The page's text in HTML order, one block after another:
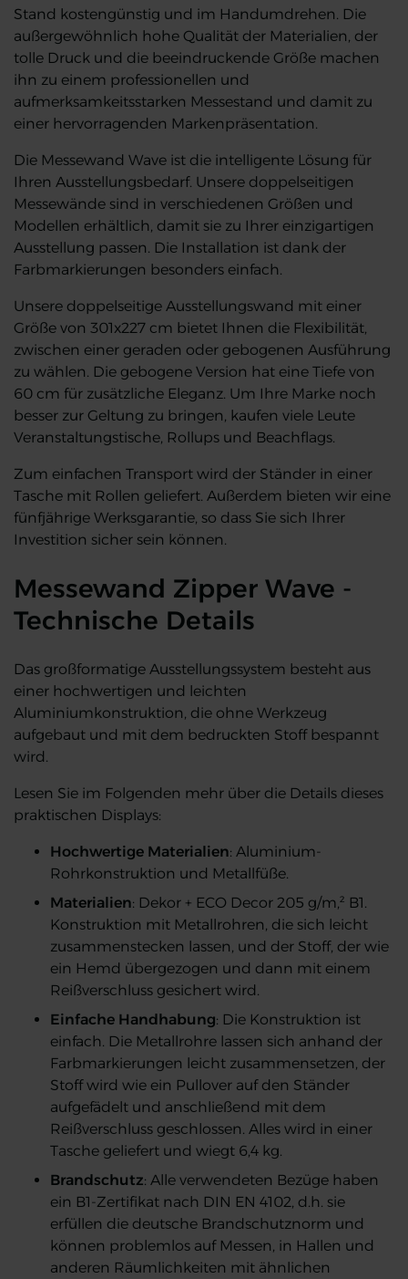
Stand kostengünstig und im Handumdrehen. Die
außergewöhnlich hohe Qualität der Materialien, der
tolle Druck und die beeindruckende Größe machen
ihn zu einem professionellen und
aufmerksamkeitsstarken Messestand und damit zu
einer hervorragenden Markenpräsentation.
Die Messewand Wave ist die intelligente Lösung für
Ihren Ausstellungsbedarf. Unsere doppelseitigen
Messewände sind in verschiedenen Größen und
Modellen erhältlich, damit sie zu Ihrer einzigartigen
Ausstellung passen. Die Installation ist dank der
Farbmarkierungen besonders einfach.
Unsere doppelseitige Ausstellungswand mit einer
Größe von 301x227 cm bietet Ihnen die Flexibilität,
zwischen einer geraden oder gebogenen Ausführung
zu wählen. Die gebogene Version hat eine Tiefe von
60 cm für zusätzliche Eleganz. Um Ihre Marke noch
besser zur Geltung zu bringen, kaufen viele Leute
Veranstaltungstische, Rollups und Beachflags.
Zum einfachen Transport wird der Ständer in einer
Tasche mit Rollen geliefert. Außerdem bieten wir eine
fünfjährige Werksgarantie, so dass Sie sich Ihrer
Investition sicher sein können.
Messewand Zipper Wave -
Technische Details
Das großformatige Ausstellungssystem besteht aus
einer hochwertigen und leichten
Aluminiumkonstruktion, die ohne Werkzeug
aufgebaut und mit dem bedruckten Stoff bespannt
wird.
Lesen Sie im Folgenden mehr über die Details dieses
praktischen Displays:
Hochwertige Materialien: Aluminium-
Rohrkonstruktion und Metallfüße.
Materialien: Dekor + ECO Decor 205 g/m,² B1.
Konstruktion mit Metallrohren, die sich leicht
zusammenstecken lassen, und der Stoff, der wie
ein Hemd übergezogen und dann mit einem
Reißverschluss gesichert wird.
Einfache Handhabung: Die Konstruktion ist
einfach. Die Metallrohre lassen sich anhand der
Farbmarkierungen leicht zusammensetzen, der
Stoff wird wie ein Pullover auf den Ständer
aufgefädelt und anschließend mit dem
Reißverschluss geschlossen. Alles wird in einer
Tasche geliefert und wiegt 6,4 kg.
Brandschutz: Alle verwendeten Bezüge haben
ein B1-Zertifikat nach DIN EN 4102, d.h. sie
erfüllen die deutsche Brandschutznorm und
können problemlos auf Messen, in Hallen und
anderen Räumlichkeiten mit ähnlichen